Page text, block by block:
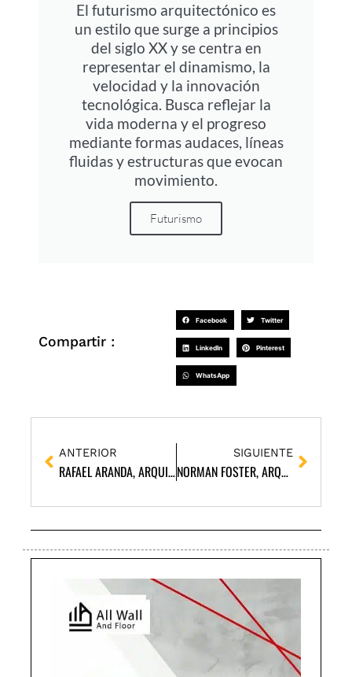
El futurismo arquitectónico es
un estilo que surge a principios
del siglo XX y se centra en
representar el dinamismo, la
velocidad y la innovación
tecnológica. Busca reflejar la
vida moderna y el progreso
mediante formas audaces, líneas
fluidas y estructuras que evocan
movimiento.
Futurismo
Compartir :
Facebook Twitter
LinkedIn Pinterest
WhatsApp
Ant
ANTERIOR
RAFAEL ARANDA, ARQUITECTO
SIGUIENTE
NORMAN FOSTER, ARQUITECTO